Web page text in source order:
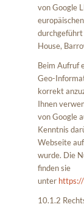
von Google
House,
Beim Aufruf
Geo-
korrekt
Ihnen
von Google
Kenntnis
Webseite
wurde. Die
finden sie
unter
10.1.2